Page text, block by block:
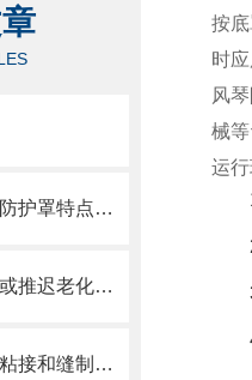
看你所不了解的直线导轨防护罩特点介绍
青岛风琴防护罩如何防止或推迟老化，两方面工作要做好
不锈钢板导轨防护罩的热粘接和缝制方式
按
时
风
械
运